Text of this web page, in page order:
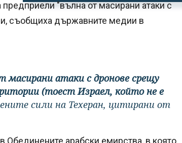
"вълна от масирани атаки с
съобщиха държавните медии в
масирани атаки с дронове срещу
(тоест Израел, който не е
сили на Техеран, цитирани от
Обединените арабски емирства, в която